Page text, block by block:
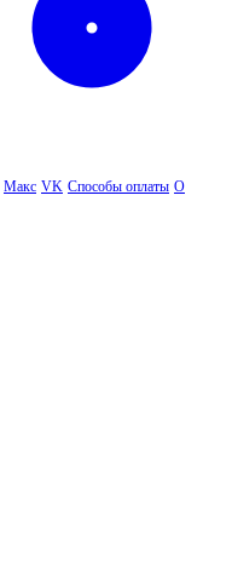
Макс VK Способы оплаты О